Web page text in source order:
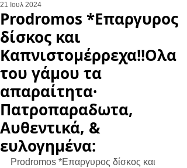
Prodromos *Επαργυρος
δίσκος και
Καπνιστομέρρεχα!!Ολα
του γάμου τα
απαραίτητα·
Πατροπαραδωτα,
Αυθεντικά, &
ευλογημένα:
21 Ιουλ 2024
Prodromos *Επαργυρος δίσκος και